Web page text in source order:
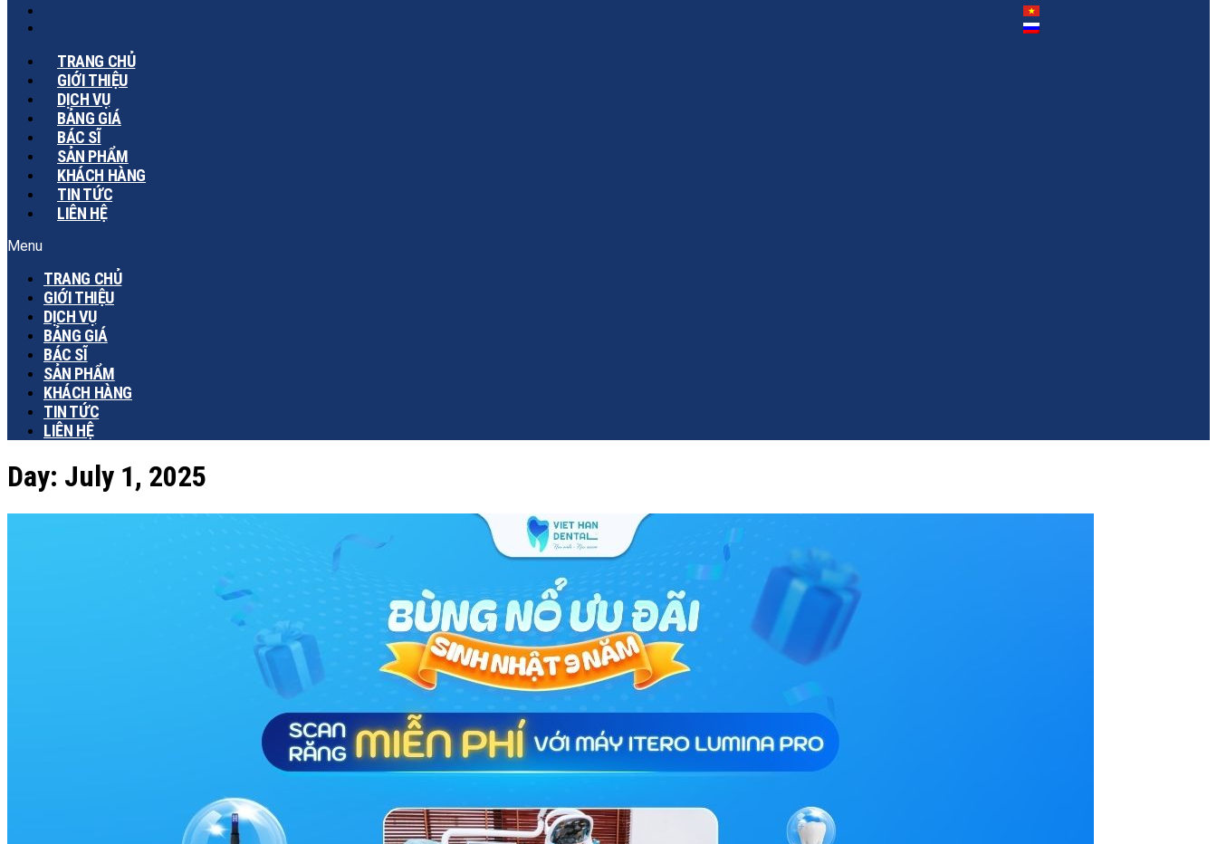
TRANG CHỦ
GIỚI THIỆU
DỊCH VỤ
BẢNG GIÁ
BÁC SĨ
SẢN PHẨM
KHÁCH HÀNG
TIN TỨC
LIÊN HỆ
Menu
TRANG CHỦ
GIỚI THIỆU
DỊCH VỤ
BẢNG GIÁ
BÁC SĨ
SẢN PHẨM
KHÁCH HÀNG
TIN TỨC
LIÊN HỆ
Day: July 1, 2025